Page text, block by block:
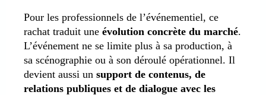
Pour les professionnels de l’événementiel, ce
rachat traduit une évolution concrète du marché.
L’événement ne se limite plus à sa production, à
sa scénographie ou à son déroulé opérationnel. Il
devient aussi un support de contenus, de
relations publiques et de dialogue avec les